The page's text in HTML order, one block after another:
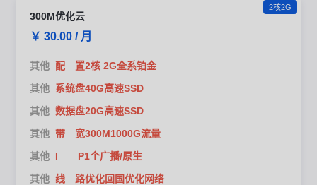
2核2G
300M优化云
￥ 30.00 / 月
其他 配 置2核 2G全系铂金
其他 系统盘40G高速SSD
其他 数据盘20G高速SSD
其他 带 宽300M1000G流量
其他 I P1个广播/原生
其他 线 路优化回国优化网络